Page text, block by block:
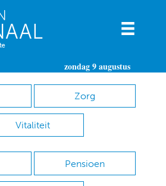
zondag 9 augustus
Zorg
Vitaliteit
Pensioen